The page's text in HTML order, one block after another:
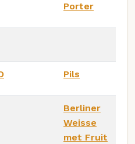
Porter
Pils
Berliner
Weisse
met Fruit